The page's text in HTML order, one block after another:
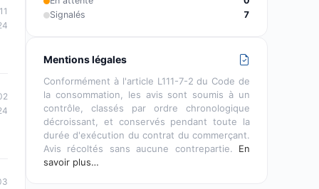
Signalés
7
Mentions légales
Conformément à l'article L111-7-2 du Code de
la consommation, les avis sont soumis à un
contrôle, classés par ordre chronologique
décroissant, et conservés pendant toute la
durée d'exécution du contrat du commerçant.
Avis récoltés sans aucune contrepartie. En
savoir plus…